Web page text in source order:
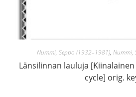
Nummi, Seppo (1932–1981), Nummi,
Länsilinnan lauluja
cycle] orig.